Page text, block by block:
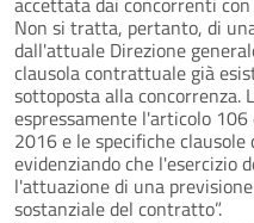
Non si tratta, pertanto, di
dall'attuale Direzione
clausola contrattuale già
sottoposta alla concorrenza.
espressamente l'articolo
2016 e le specifiche
evidenziando che l'esercizio
l'attuazione di una
sostanziale del contratto”.